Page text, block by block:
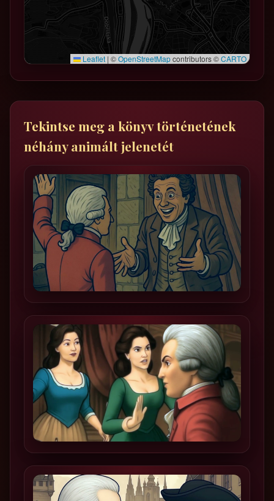
Leaflet | ©OpenStreetMapcontributors ©CARTO
Tekintse meg a könyv történetének
néhány animált jelenetét